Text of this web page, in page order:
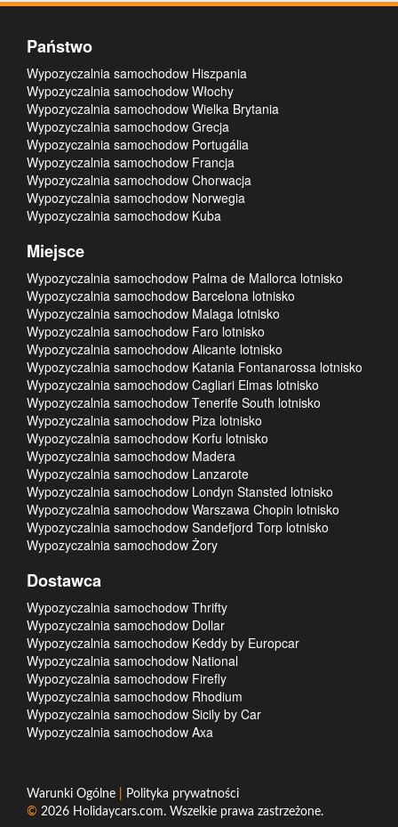
Państwo
Wypozyczalnia samochodow Hiszpania
Wypozyczalnia samochodow Włochy
Wypozyczalnia samochodow Wielka Brytania
Wypozyczalnia samochodow Grecja
Wypozyczalnia samochodow Portugália
Wypozyczalnia samochodow Francja
Wypozyczalnia samochodow Chorwacja
Wypozyczalnia samochodow Norwegia
Wypozyczalnia samochodow Kuba
Miejsce
Wypozyczalnia samochodow Palma de Mallorca lotnisko
Wypozyczalnia samochodow Barcelona lotnisko
Wypozyczalnia samochodow Malaga lotnisko
Wypozyczalnia samochodow Faro lotnisko
Wypozyczalnia samochodow Alicante lotnisko
Wypozyczalnia samochodow Katania Fontanarossa lotnisko
Wypozyczalnia samochodow Cagliari Elmas lotnisko
Wypozyczalnia samochodow Tenerife South lotnisko
Wypozyczalnia samochodow Piza lotnisko
Wypozyczalnia samochodow Korfu lotnisko
Wypozyczalnia samochodow Madera
Wypozyczalnia samochodow Lanzarote
Wypozyczalnia samochodow Londyn Stansted lotnisko
Wypozyczalnia samochodow Warszawa Chopin lotnisko
Wypozyczalnia samochodow Sandefjord Torp lotnisko
Wypozyczalnia samochodow Żory
Dostawca
Wypozyczalnia samochodow Thrifty
Wypozyczalnia samochodow Dollar
Wypozyczalnia samochodow Keddy by Europcar
Wypozyczalnia samochodow National
Wypozyczalnia samochodow Firefly
Wypozyczalnia samochodow Rhodium
Wypozyczalnia samochodow Sicily by Car
Wypozyczalnia samochodow Axa
Warunki Ogólne
Polityka prywatności
© 2026 Holidaycars.com. Wszelkie prawa zastrzeżone.